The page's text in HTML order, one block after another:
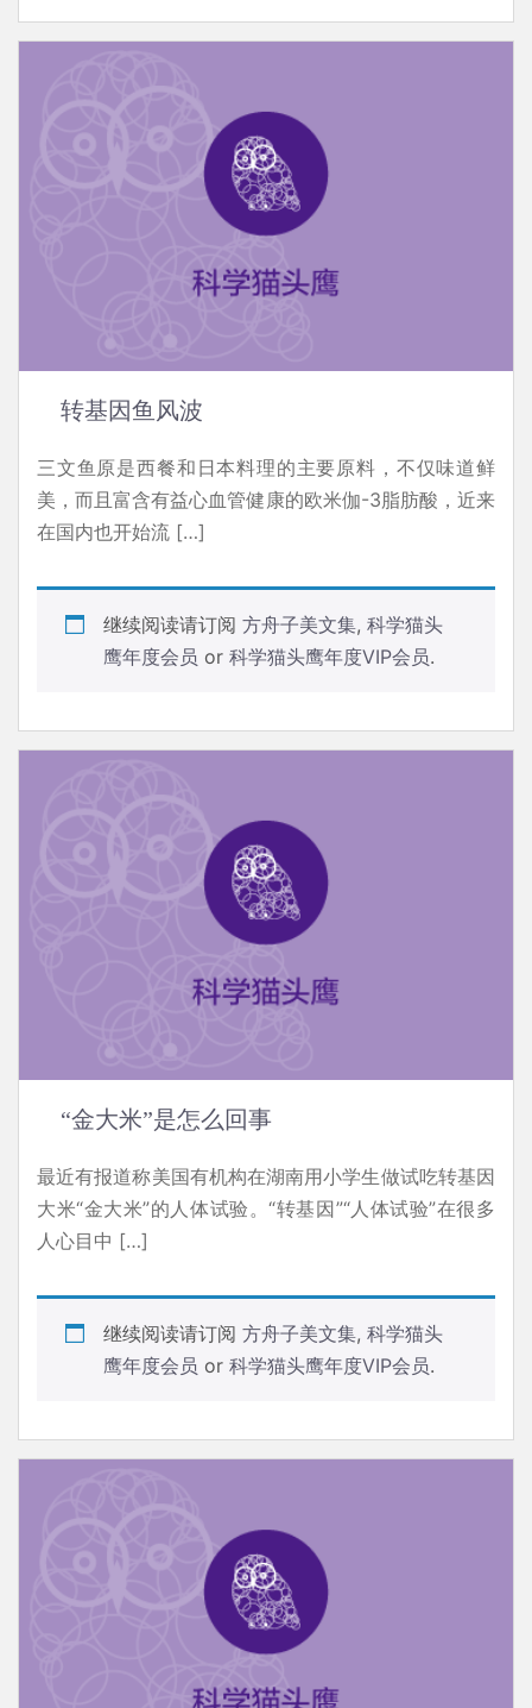
转基因鱼风波
三文鱼原是西餐和日本料理的主要原料，不仅味道鲜
美，而且富含有益心血管健康的欧米伽-3脂肪酸，近来
在国内也开始流 […]
继续阅读请订阅 方舟子美文集, 科学猫头
鹰年度会员 or 科学猫头鹰年度VIP会员.
“金大米”是怎么回事
最近有报道称美国有机构在湖南用小学生做试吃转基因
大米“金大米”的人体试验。“转基因”“人体试验”在很多
人心目中 […]
继续阅读请订阅 方舟子美文集, 科学猫头
鹰年度会员 or 科学猫头鹰年度VIP会员.